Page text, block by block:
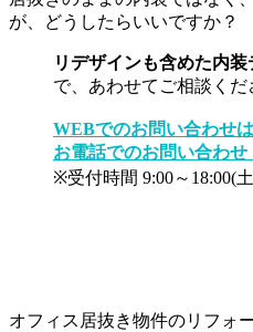
が、どうしたらいいですか？
リデザインも含めた内
で、あわせてご相談くだ
WEBでのお問い合わせ
お電話でのお問い合わせ
※受付時間 9:00～18:00(
オフィス居抜き物件のリフォ